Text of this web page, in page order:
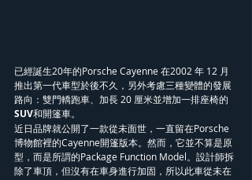
已經誕生20年的Porsche Cayenne 在2002 年 12 月
推出第一代車型於後不久，另外考慮三種變體的發展
路向：雙門轎跑車、加長 20 厘米並增加一排座椅的
SUV和開篷車。
近日品牌就公開了一款從未面世，一直留在Porsche
博物館裡的Cayenne開篷版本。然而，它並不算是原
型，而是所謂的Package Function Model。設計師拆
除了車頂，但沒有在車身進行加固，所以此車從未在